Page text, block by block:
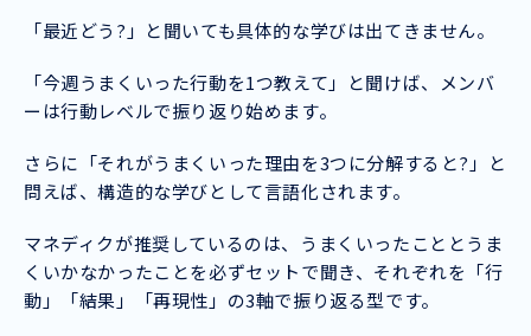
「最近どう?」と聞いても具体的な学びは出てきません。
「今週うまくいった行動を1つ教えて」と聞けば、メンバ
ーは行動レベルで振り返り始めます。
さらに「それがうまくいった理由を3つに分解すると?」と
問えば、構造的な学びとして言語化されます。
マネディクが推奨しているのは、うまくいったこととうま
くいかなかったことを必ずセットで聞き、それぞれを「行
動」「結果」「再現性」の3軸で振り返る型です。